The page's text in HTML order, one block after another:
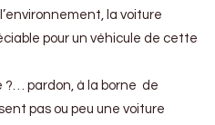
la voiture
pour un véhicule de cette
?… pardon, à la borne de
pas ou peu une voiture